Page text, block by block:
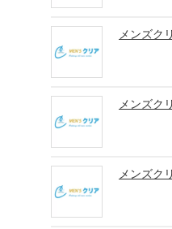
メンズク
メンズク
メンズク